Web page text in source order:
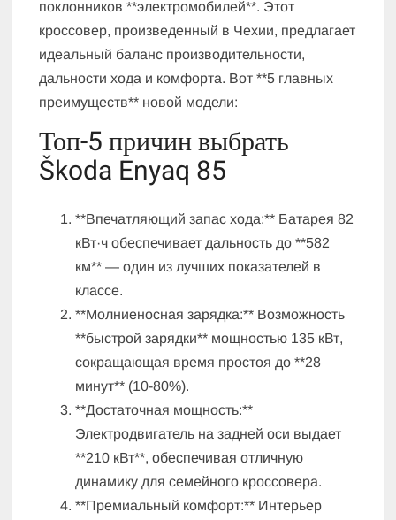
поклонников **электромобилей**. Этот
кроссовер, произведенный в Чехии, предлагает
идеальный баланс производительности,
дальности хода и комфорта. Вот **5 главных
преимуществ** новой модели:
Топ-5 причин выбрать
Škoda Enyaq 85
**Впечатляющий запас хода:** Батарея 82
кВт·ч обеспечивает дальность до **582
км** — один из лучших показателей в
классе.
**Молниеносная зарядка:** Возможность
**быстрой зарядки** мощностью 135 кВт,
сокращающая время простоя до **28
минут** (10-80%).
**Достаточная мощность:**
Электродвигатель на задней оси выдает
**210 кВт**, обеспечивая отличную
динамику для семейного кроссовера.
**Премиальный комфорт:** Интерьер